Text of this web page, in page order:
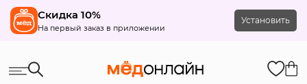
Скидка 10%
На первый заказ в приложении
Установить